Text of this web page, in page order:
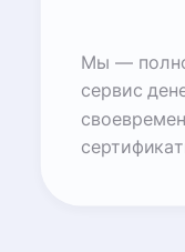
Мы —
сервис